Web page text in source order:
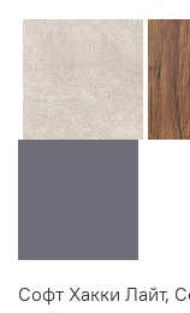
Софт Хакки Лайт,